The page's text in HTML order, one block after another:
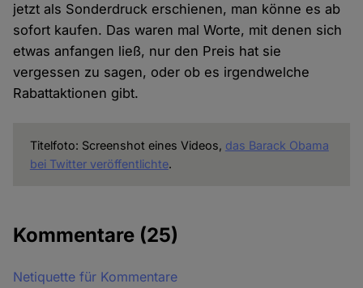
jetzt als Sonderdruck erschienen, man könne es ab
sofort kaufen. Das waren mal Worte, mit denen sich
etwas anfangen ließ, nur den Preis hat sie
vergessen zu sagen, oder ob es irgendwelche
Rabattaktionen gibt.
Titelfoto: Screenshot eines Videos, das Barack Obama
bei Twitter veröffentlichte.
Kommentare (25)
Netiquette für Kommentare